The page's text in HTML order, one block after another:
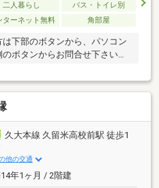
二人暮らし
バス・トイレ別
ターネット無料 角部屋
下部のボタンから、パソコン
ボタンからお問合せ下さい
久大本線 久留米高校前駅 徒歩1
他の交通
年1ヶ月 / 2階建